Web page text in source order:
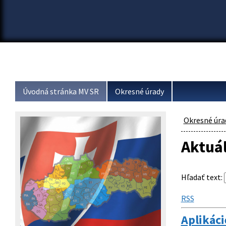
Úvodná stránka MV SR Okresné úrady
Okresné
Hľadať text:
RSS